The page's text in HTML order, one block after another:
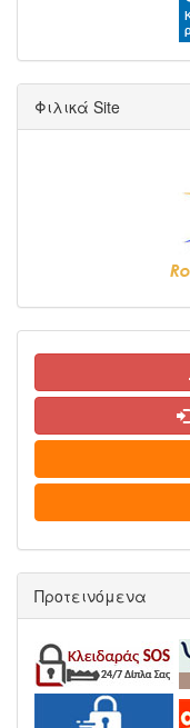
Φιλικά Site
Προτεινόμενα